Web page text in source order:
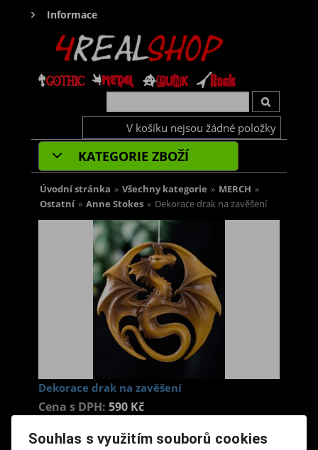
Informace
V košíku nejsou žádné položky
KATEGORIE ZBOŽÍ
Úvodní stránka » Všechny kategorie » MERCH »
Ostatní » Anne Stokes » Dekorace drak na zavěšení
Dekorace drak na zavěšení
Cena s DPH: 590 Kč
Souhlas s využitím souborů cookies